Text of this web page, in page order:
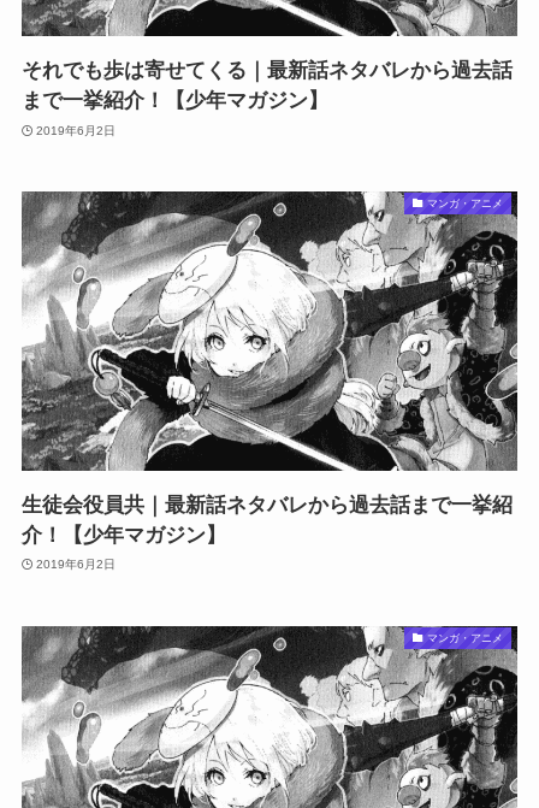
それでも歩は寄せてくる｜最新話ネタバレから過去話
まで一挙紹介！【少年マガジン】
2019年6月2日
マンガ・アニメ
生徒会役員共｜最新話ネタバレから過去話まで一挙紹
介！【少年マガジン】
2019年6月2日
マンガ・アニメ